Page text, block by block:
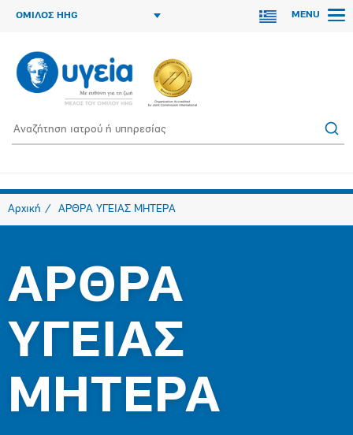
ΟΜΙΛΟΣ HHG MENU
Αρχική ΑΡΘΡΑ ΥΓΕΙΑΣ ΜΗΤΕΡΑ
ΑΡΘΡΑ
ΥΓΕΙΑΣ
ΜΗΤΕΡΑ